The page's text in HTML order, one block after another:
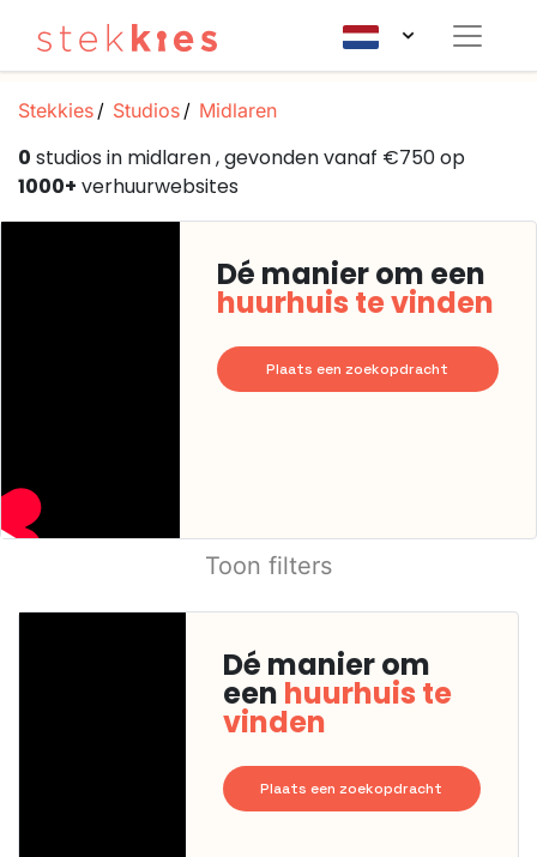
Stekkies Studios Midlaren
0 studios in midlaren , gevonden vanaf €750 op
1000+ verhuurwebsites
Dé manier om een
huurhuis te vinden
Plaats een zoekopdracht
Toon filters
Dé manier om
een huurhuis te
vinden
Plaats een zoekopdracht